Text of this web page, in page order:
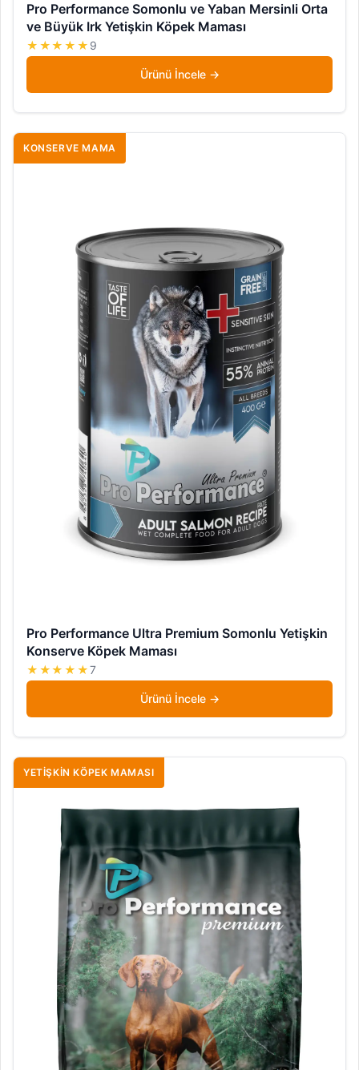
Pro Performance Somonlu ve Yaban Mersinli Orta
ve Büyük Irk Yetişkin Köpek Maması
★★★★★ 9
Ürünü İncele
KONSERVE MAMA
Pro Performance Ultra Premium Somonlu Yetişkin
Konserve Köpek Maması
★★★★★7
Ürünü İncele
YETIŞKIN KÖPEK MAMASI